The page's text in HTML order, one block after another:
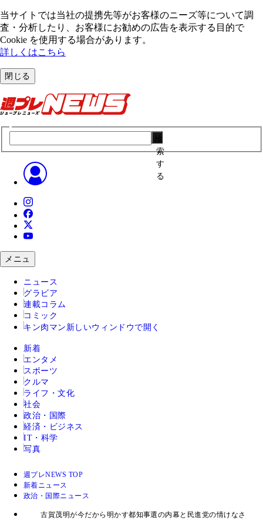
当サイトでは当社の提携先等がお客様のニーズ等について調
査・分析したり、お客様にお勧めの広告を表⽰する⽬的で
Cookie を使⽤する場合があります。
詳しくはこちら
閉じる
索
す
る
メニュ
ニュース
グラビア
連載コラム
コミック
キン肉マン 新しいウィンドウで開く
新着
エンタメ
スポーツ
クルマ
ライフ・文化
社会
政治・国際
経済・ビジネス
IT・科学
写真
週プレNEWS TOP
新着ニュース
政治・国際ニュース
古賀茂明が今だから明かす都知事選の内幕と民進党の情けなさ